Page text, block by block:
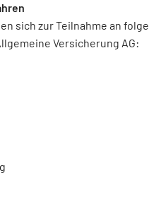
sich zur Teilnahme an
Versicherung AG: